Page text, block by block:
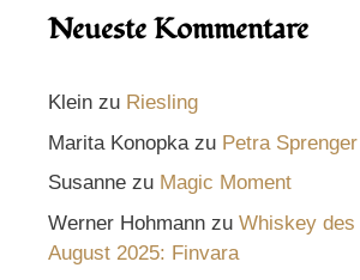
Neueste Kommentare
Klein zu Riesling
Marita Konopka zu Petra
Susanne zu Magic Moment
Werner Hohmann zu Whiskey des
August 2025: Finvara